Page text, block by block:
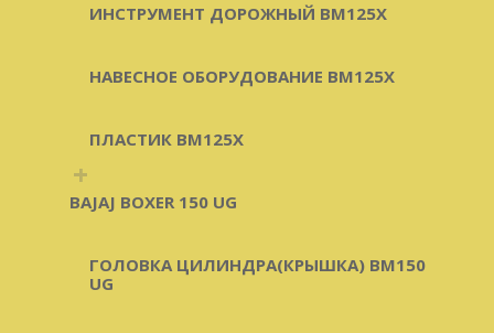
ИНСТРУМЕНТ ДОРОЖНЫЙ BM125X
НАВЕСНОЕ ОБОРУДОВАНИЕ BM125X
ПЛАСТИК BM125X
+
BAJAJ BOXER 150 UG
ГОЛОВКА ЦИЛИНДРА(КРЫШКА) BM150
UG